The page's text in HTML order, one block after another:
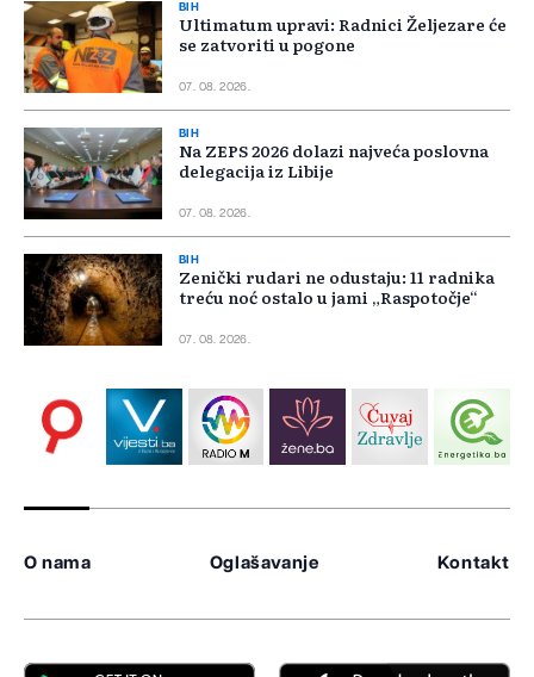
BIH
Ultimatum upravi: Radnici Željezare će
se zatvoriti u pogone
07. 08. 2026.
BIH
Na ZEPS 2026 dolazi najveća poslovna
delegacija iz Libije
07. 08. 2026.
BIH
Zenički rudari ne odustaju: 11 radnika
treću noć ostalo u jami „Raspotočje“
07. 08. 2026.
O nama Oglašavanje Kontakt